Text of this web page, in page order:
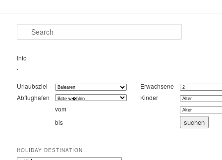
Search
Info
.
Urlaubsziel
Erwachsene
Abflughafen
Kinder
vom
bis
HOLIDAY DESTINATION